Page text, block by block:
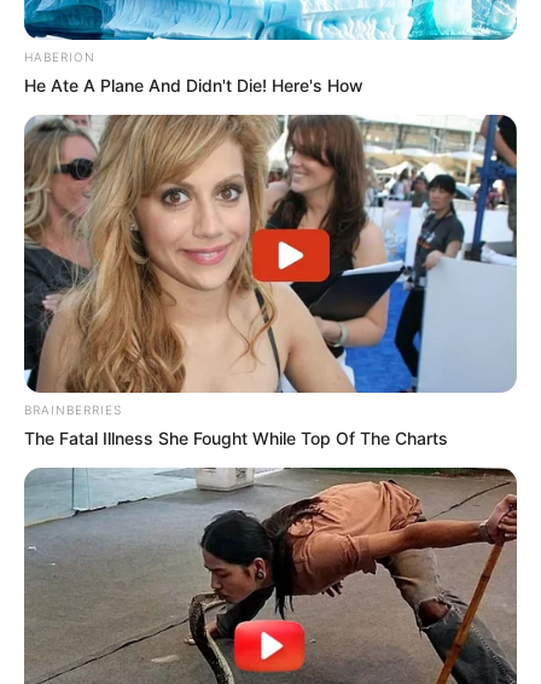
HABERION
He Ate A Plane And Didn't Die! Here's How
BRAINBERRIES
The Fatal Illness She Fought While Top Of The Charts